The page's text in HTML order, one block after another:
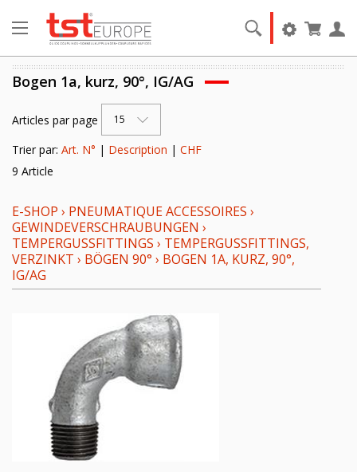
Bogen 1a, kurz, 90°, IG/AG
Articles par page 15
Trier par: Art. N° | Description | CHF
9 Article
E-SHOP › PNEUMATIQUE ACCESSOIRES ›
GEWINDEVERSCHRAUBUNGEN ›
TEMPERGUSSFITTINGS › TEMPERGUSSFITTINGS,
VERZINKT › BÖGEN 90° › BOGEN 1A, KURZ, 90°,
IG/AG